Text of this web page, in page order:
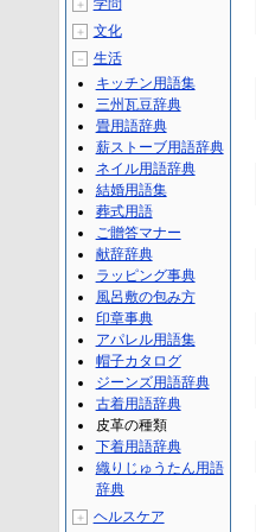
＋ 学問
＋ 文化
－
生活
キッチン用語集
三州瓦豆辞典
畳用語辞典
薪ストーブ用語辞典
ネイル用語辞典
結婚用語集
葬式用語
ご贈答マナー
献辞辞典
ラッピング事典
風呂敷の包み方
印章事典
アパレル用語集
帽子カタログ
ジーンズ用語辞典
古着用語辞典
皮革の種類
下着用語辞典
織りじゅうたん用語
辞典
＋ ヘルスケア